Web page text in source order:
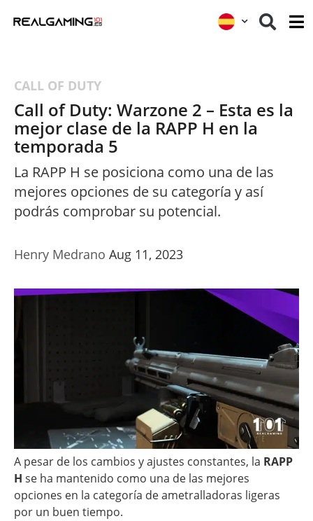
CALL OF DUTY
Call of Duty: Warzone 2 – Esta es la
mejor clase de la RAPP H en la
temporada 5
La RAPP H se posiciona como una de las
mejores opciones de su categoría y así
podrás comprobar su potencial.
Henry Medrano Aug 11, 2023
A pesar de los cambios y ajustes constantes, la RAPP
H se ha mantenido como una de las mejores
opciones en la categoría de ametralladoras ligeras
por un buen tiempo.